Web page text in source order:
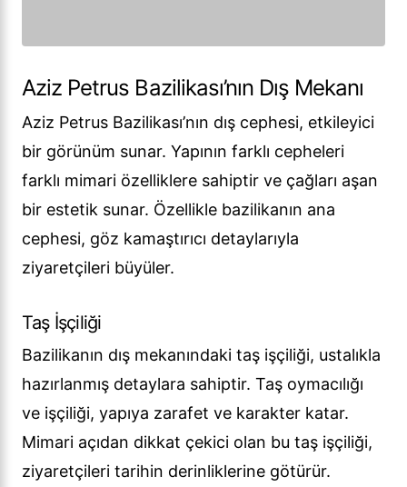
Aziz Petrus Bazilikası’nın Dış Mekanı
Aziz Petrus Bazilikası’nın dış cephesi, etkileyici
bir görünüm sunar. Yapının farklı cepheleri
farklı mimari özelliklere sahiptir ve çağları aşan
bir estetik sunar. Özellikle bazilikanın ana
cephesi, göz kamaştırıcı detaylarıyla
ziyaretçileri büyüler.
Taş İşçiliği
Bazilikanın dış mekanındaki taş işçiliği, ustalıkla
hazırlanmış detaylara sahiptir. Taş oymacılığı
ve işçiliği, yapıya zarafet ve karakter katar.
Mimari açıdan dikkat çekici olan bu taş işçiliği,
ziyaretçileri tarihin derinliklerine götürür.